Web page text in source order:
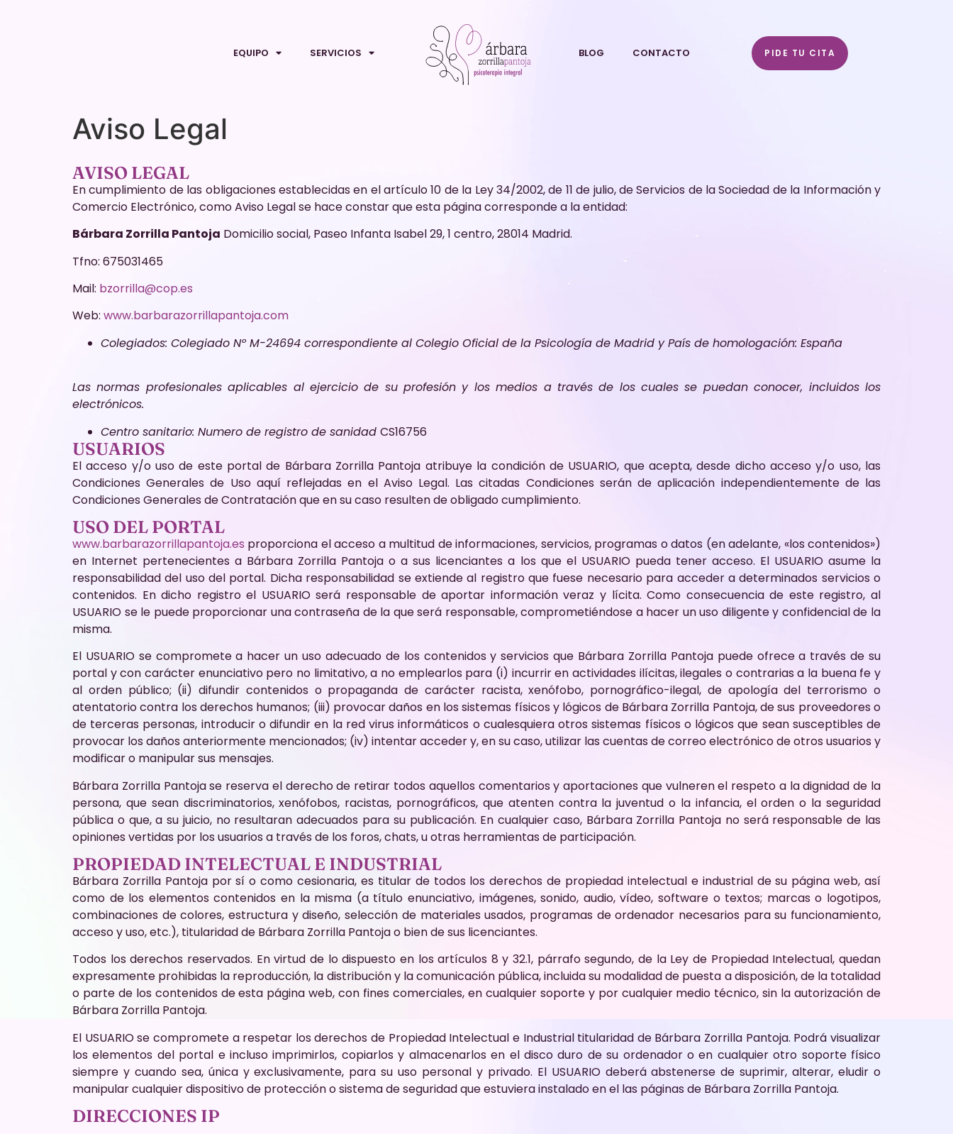
EQUIPO SERVICIOS BLOG CONTACTO PIDE TU CITA
Aviso Legal
AVISO LEGAL
En cumplimiento de las obligaciones establecidas en el artículo 10 de la Ley 34/2002, de 11 de julio, de Servicios de la Sociedad de la Información y
Comercio Electrónico, como Aviso Legal se hace constar que esta página corresponde a la entidad:
Bárbara Zorrilla Pantoja Domicilio social, Paseo Infanta Isabel 29, 1 centro, 28014 Madrid.
Tfno: 675031465
Mail: bzorrilla@cop.es
Web: www.barbarazorrillapantoja.com
Colegiados: Colegiado Nº M-24694 correspondiente al Colegio Oficial de la Psicología de Madrid y País de homologación: España
Las normas profesionales aplicables al ejercicio de su profesión y los medios a través de los cuales se puedan conocer, incluidos los
electrónicos.
Centro sanitario: Numero de registro de sanidad CS16756
USUARIOS
El acceso y/o uso de este portal de Bárbara Zorrilla Pantoja atribuye la condición de USUARIO, que acepta, desde dicho acceso y/o uso, las
Condiciones Generales de Uso aquí reflejadas en el Aviso Legal. Las citadas Condiciones serán de aplicación independientemente de las
Condiciones Generales de Contratación que en su caso resulten de obligado cumplimiento.
USO DEL PORTAL
www.barbarazorrillapantoja.es proporciona el acceso a multitud de informaciones, servicios, programas o datos (en adelante, «los contenidos»)
en Internet pertenecientes a Bárbara Zorrilla Pantoja o a sus licenciantes a los que el USUARIO pueda tener acceso. El USUARIO asume la
responsabilidad del uso del portal. Dicha responsabilidad se extiende al registro que fuese necesario para acceder a determinados servicios o
contenidos. En dicho registro el USUARIO será responsable de aportar información veraz y lícita. Como consecuencia de este registro, al
USUARIO se le puede proporcionar una contraseña de la que será responsable, comprometiéndose a hacer un uso diligente y confidencial de la
misma.
El USUARIO se compromete a hacer un uso adecuado de los contenidos y servicios que Bárbara Zorrilla Pantoja puede ofrece a través de su
portal y con carácter enunciativo pero no limitativo, a no emplearlos para (i) incurrir en actividades ilícitas, ilegales o contrarias a la buena fe y
al orden público; (ii) difundir contenidos o propaganda de carácter racista, xenófobo, pornográfico-ilegal, de apología del terrorismo o
atentatorio contra los derechos humanos; (iii) provocar daños en los sistemas físicos y lógicos de Bárbara Zorrilla Pantoja, de sus proveedores o
de terceras personas, introducir o difundir en la red virus informáticos o cualesquiera otros sistemas físicos o lógicos que sean susceptibles de
provocar los daños anteriormente mencionados; (iv) intentar acceder y, en su caso, utilizar las cuentas de correo electrónico de otros usuarios y
modificar o manipular sus mensajes.
Bárbara Zorrilla Pantoja se reserva el derecho de retirar todos aquellos comentarios y aportaciones que vulneren el respeto a la dignidad de la
persona, que sean discriminatorios, xenófobos, racistas, pornográficos, que atenten contra la juventud o la infancia, el orden o la seguridad
pública o que, a su juicio, no resultaran adecuados para su publicación. En cualquier caso, Bárbara Zorrilla Pantoja no será responsable de las
opiniones vertidas por los usuarios a través de los foros, chats, u otras herramientas de participación.
PROPIEDAD INTELECTUAL E INDUSTRIAL
Bárbara Zorrilla Pantoja por sí o como cesionaria, es titular de todos los derechos de propiedad intelectual e industrial de su página web, así
como de los elementos contenidos en la misma (a título enunciativo, imágenes, sonido, audio, vídeo, software o textos; marcas o logotipos,
combinaciones de colores, estructura y diseño, selección de materiales usados, programas de ordenador necesarios para su funcionamiento,
acceso y uso, etc.), titularidad de Bárbara Zorrilla Pantoja o bien de sus licenciantes.
Todos los derechos reservados. En virtud de lo dispuesto en los artículos 8 y 32.1, párrafo segundo, de la Ley de Propiedad Intelectual, quedan
expresamente prohibidas la reproducción, la distribución y la comunicación pública, incluida su modalidad de puesta a disposición, de la totalidad
o parte de los contenidos de esta página web, con fines comerciales, en cualquier soporte y por cualquier medio técnico, sin la autorización de
Bárbara Zorrilla Pantoja.
El USUARIO se compromete a respetar los derechos de Propiedad Intelectual e Industrial titularidad de Bárbara Zorrilla Pantoja. Podrá visualizar
los elementos del portal e incluso imprimirlos, copiarlos y almacenarlos en el disco duro de su ordenador o en cualquier otro soporte físico
siempre y cuando sea, única y exclusivamente, para su uso personal y privado. El USUARIO deberá abstenerse de suprimir, alterar, eludir o
manipular cualquier dispositivo de protección o sistema de seguridad que estuviera instalado en el las páginas de Bárbara Zorrilla Pantoja.
DIRECCIONES IP